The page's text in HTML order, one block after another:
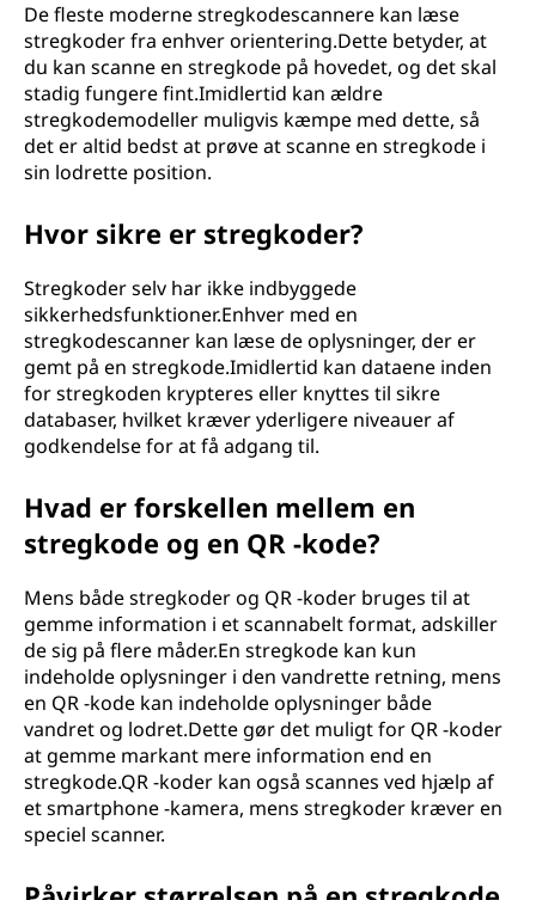
De fleste moderne stregkodescannere kan læse
stregkoder fra enhver orientering.Dette betyder, at
du kan scanne en stregkode på hovedet, og det skal
stadig fungere fint.Imidlertid kan ældre
stregkodemodeller muligvis kæmpe med dette, så
det er altid bedst at prøve at scanne en stregkode i
sin lodrette position.
Hvor sikre er stregkoder?
Stregkoder selv har ikke indbyggede
sikkerhedsfunktioner.Enhver med en
stregkodescanner kan læse de oplysninger, der er
gemt på en stregkode.Imidlertid kan dataene inden
for stregkoden krypteres eller knyttes til sikre
databaser, hvilket kræver yderligere niveauer af
godkendelse for at få adgang til.
Hvad er forskellen mellem en
stregkode og en QR -kode?
Mens både stregkoder og QR -koder bruges til at
gemme information i et scannabelt format, adskiller
de sig på flere måder.En stregkode kan kun
indeholde oplysninger i den vandrette retning, mens
en QR -kode kan indeholde oplysninger både
vandret og lodret.Dette gør det muligt for QR -koder
at gemme markant mere information end en
stregkode.QR -koder kan også scannes ved hjælp af
et smartphone -kamera, mens stregkoder kræver en
speciel scanner.